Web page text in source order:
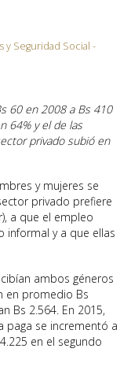
y Seguridad Social -
60 en 2008 a Bs 410
64% y el de las
privado subió en
y mujeres se
privado prefiere
a que el empleo
informal y a que ellas
ambos géneros
en promedio Bs
Bs 2.564. En 2015,
paga se incrementó a
en el segundo